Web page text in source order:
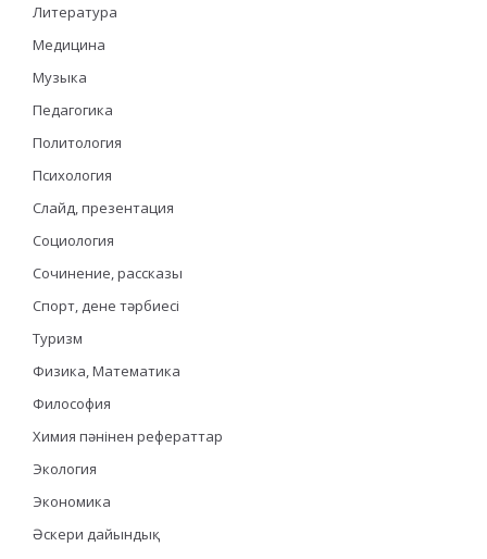
Литература
Медицина
Музыка
Педагогика
Политология
Психология
Слайд, презентация
Социология
Сочинение, рассказы
Спорт, дене тәрбиесі
Туризм
Физика, Математика
Философия
Химия пәнінен рефераттар
Экология
Экономика
Әскери дайындық